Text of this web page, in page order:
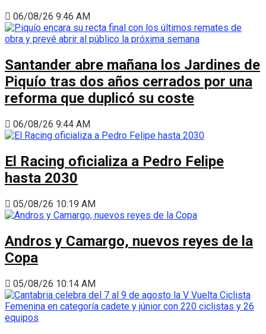
06/08/26 9:46 AM
Santander abre mañana los Jardines de
Piquío tras dos años cerrados por una
reforma que duplicó su coste
06/08/26 9:44 AM
El Racing oficializa a Pedro Felipe
hasta 2030
05/08/26 10:19 AM
Andros y Camargo, nuevos reyes de la
Copa
05/08/26 10:14 AM